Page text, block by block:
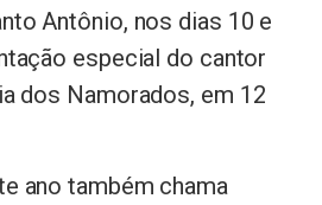
Antônio, nos dias 10 e
especial do cantor
dos Namorados, em 12
ano também chama